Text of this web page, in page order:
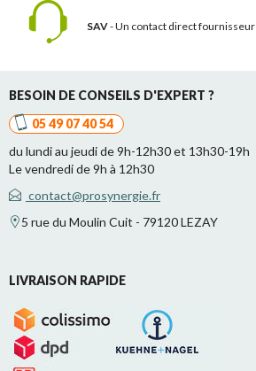
SAV- Un contact direct fournisseur
BESOIN DE CONSEILS D'EXPERT ?
05 49 07 40 54
du lundi au jeudi de 9h-12h30 et 13h30-19h
Le vendredi de 9h à 12h30
contact@prosynergie.fr
5 rue du Moulin Cuit - 79120 LEZAY
LIVRAISON RAPIDE